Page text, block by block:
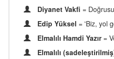
Diyanet Vakfi =
Edip Yüksel = 'Biz, yol
Elmalılı Hamdi Yazır =
Elmalılı